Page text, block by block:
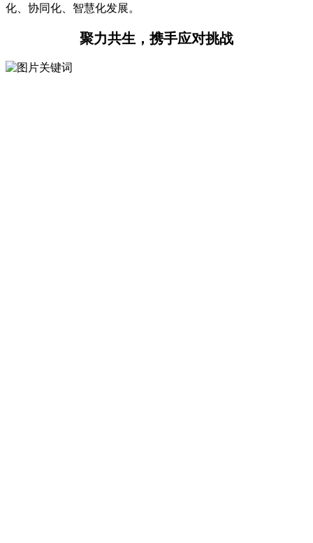
化、协同化、智慧化发展。
聚力共生，携手应对挑战